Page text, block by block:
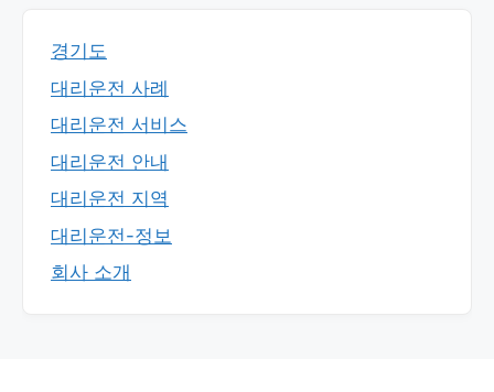
경기도
대리운전 사례
대리운전 서비스
대리운전 안내
대리운전 지역
대리운전-정보
회사 소개